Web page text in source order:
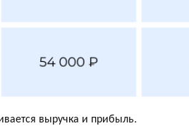
выручка и прибыль.